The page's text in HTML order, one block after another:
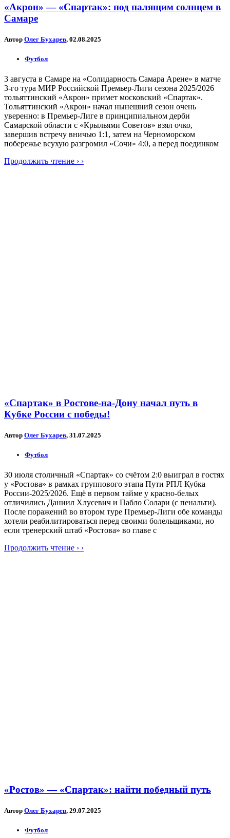
«Акрон» — «Спартак»: под палящим солнцем в
Самаре
Автор Олег Бухарев, 02.08.2025
Футбол
3 августа в Самаре на «Солидарность Самара Арене» в матче
3-го тура МИР Российской Премьер-Лиги сезона 2025/2026
тольяттинский «Акрон» примет московский «Спартак».
Тольяттинский «Акрон» начал нынешний сезон очень
уверенно: в Премьер-Лиге в принципиальном дерби
Самарской области с «Крыльями Советов» взял очко,
завершив встречу вничью 1:1, затем на Черноморском
побережье всухую разгромил «Сочи» 4:0, а перед поединком
Продолжить чтение › ›
«Спартак» в Ростове-на-Дону начал путь в
Кубке России с победы!
Автор Олег Бухарев, 31.07.2025
Футбол
30 июля столичный «Спартак» со счётом 2:0 выиграл в гостях
у «Ростова» в рамках группового этапа Пути РПЛ Кубка
России-2025/2026. Ещё в первом тайме у красно-белых
отличились Даниил Хлусевич и Пабло Солари (с пенальти).
После поражений во втором туре Премьер-Лиги обе команды
хотели реабилитироваться перед своими болельщиками, но
если тренерский штаб «Ростова» во главе с
Продолжить чтение › ›
«Ростов» — «Спартак»: найти победный путь
Автор Олег Бухарев, 29.07.2025
Футбол